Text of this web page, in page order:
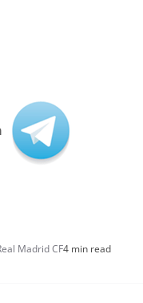
Madrid CF4 min read